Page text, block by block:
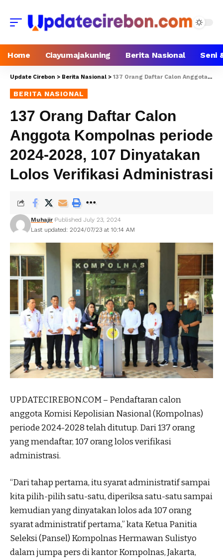
Home Ciayumajakuning Berita Nasional Seni
Update Cirebon > Berita Nasional > 137 Orang Daftar Calon Anggota Kompolnas periode 2024-2028, 107 Dinyatakan Lolos Verifikasi Administrasi
BERITA NASIONAL
137 Orang Daftar Calon
Anggota Kompolnas periode
2024-2028, 107 Dinyatakan
Lolos Verifikasi Administrasi
Last updated: 2024/07/23 at 10:14 AM
Muhajir Published July 23, 2024
UPDATECIREBON.COM – Pendaftaran calon
anggota Komisi Kepolisian Nasional (Kompolnas)
periode 2024-2028 telah ditutup. Dari 137 orang
yang mendaftar, 107 orang lolos verifikasi
administrasi.
“Dari tahap pertama, itu syarat administratif sampai
kita pilih-pilih satu-satu, diperiksa satu-satu sampai
kemudian yang dinyatakan lolos ada 107 orang
syarat administratif pertama,” kata Ketua Panitia
Seleksi (Pansel) Kompolnas Hermawan Sulistyo
dalam jumpa pers di kantor Kompolnas, Jakarta,